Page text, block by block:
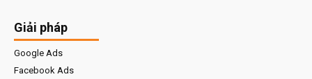
Giải pháp
Google Ads
Facebook Ads